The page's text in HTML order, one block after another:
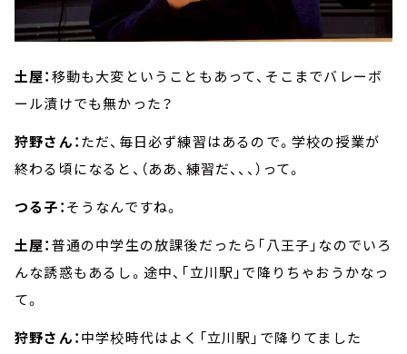
土屋：移動も大変ということもあって、そこまでバレーボ
ール漬けでも無かった？
狩野さん：ただ、毎日必ず練習はあるので。学校の授業が
終わる頃になると、（ああ、練習だ、、、）って。
つる子：そうなんですね。
土屋：普通の中学生の放課後だったら「八王子」なのでいろ
んな誘惑もあるし。途中、「立川駅」で降りちゃおうかなっ
て。
狩野さん：中学校時代はよく「立川駅」で降りてました